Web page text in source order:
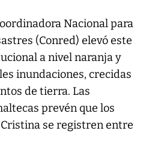
Nacional para
(Conred) elevó este
a nivel naranja y
inundaciones, crecidas
de tierra. Las
prevén que los
se registren entre